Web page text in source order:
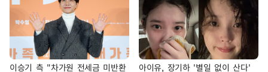
이승기 측 "차가원 전세금 미반환 아이유, 장기하 '별일 없이 산다'